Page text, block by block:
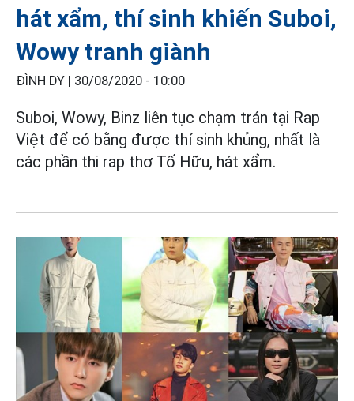
hát xẩm, thí sinh khiến Suboi,
Wowy tranh giành
ĐÌNH DY | 30/08/2020 - 10:00
Suboi, Wowy, Binz liên tục chạm trán tại Rap
Việt để có bằng được thí sinh khủng, nhất là
các phần thi rap thơ Tố Hữu, hát xẩm.